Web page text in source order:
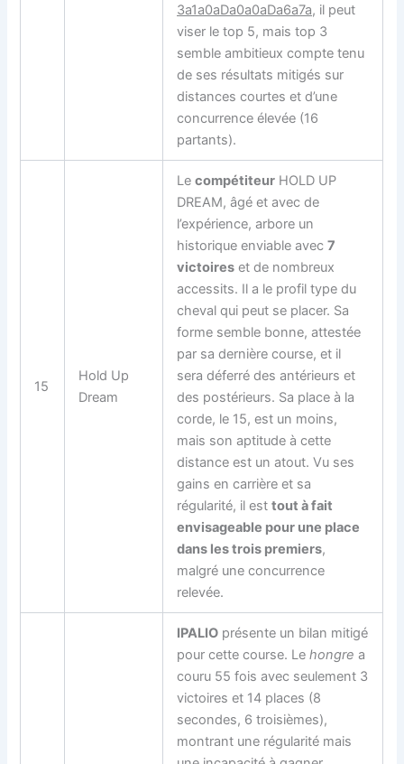
3a1a0aDa0a0aDa6a7a, il peut
viser le top 5, mais top 3
semble ambitieux compte tenu
de ses résultats mitigés sur
distances courtes et d’une
concurrence élevée (16
partants).
15
Hold Up
Dream
Lecompétiteur HOLD UP
DREAM, âgé et avec de
l’expérience, arbore un
historique enviable avec7
victoires et de nombreux
accessits. Il a le profil type du
cheval qui peut se placer. Sa
forme semble bonne, attestée
par sa dernière course, et il
sera déferré des antérieurs et
des postérieurs. Sa place à la
corde, le 15, est un moins,
mais son aptitude à cette
distance est un atout. Vu ses
gains en carrière et sa
régularité, il esttout à fait
envisageable pour une place
dans les trois premiers,
malgré une concurrence
relevée.
IPALIO présente un bilan mitigé
pour cette course. Lehongre a
couru 55 fois avec seulement 3
victoires et 14 places (8
secondes, 6 troisièmes),
montrant une régularité mais